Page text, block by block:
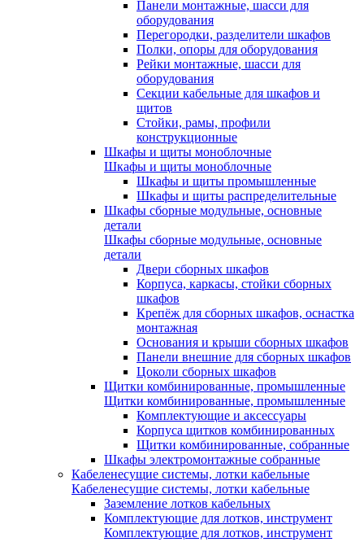
Панели монтажные, шасси для
оборудования
Перегородки, разделители шкафов
Полки, опоры для оборудования
Рейки монтажные, шасси для
оборудования
Секции кабельные для шкафов и
щитов
Стойки, рамы, профили
конструкционные
Шкафы и щиты моноблочные
Шкафы и щиты моноблочные
Шкафы и щиты промышленные
Шкафы и щиты распределительные
Шкафы сборные модульные, основные
детали
Шкафы сборные модульные, основные
детали
Двери сборных шкафов
Корпуса, каркасы, стойки сборных
шкафов
Крепёж для сборных шкафов, оснастка
монтажная
Основания и крыши сборных шкафов
Панели внешние для сборных шкафов
Цоколи сборных шкафов
Щитки комбинированные, промышленные
Щитки комбинированные, промышленные
Комплектующие и аксессуары
Корпуса щитков комбинированных
Щитки комбинированные, собранные
Шкафы электромонтажные собранные
Кабеленесущие системы, лотки кабельные
Кабеленесущие системы, лотки кабельные
Заземление лотков кабельных
Комплектующие для лотков, инструмент
Комплектующие для лотков, инструмент